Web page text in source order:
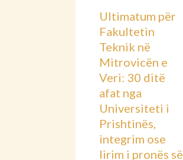
Ultimatum për
Fakultetin
Teknik në
Mitrovicën e
Veri: 30 ditë
afat nga
Universiteti i
Prishtinës,
integrim ose
lirim i pronës së